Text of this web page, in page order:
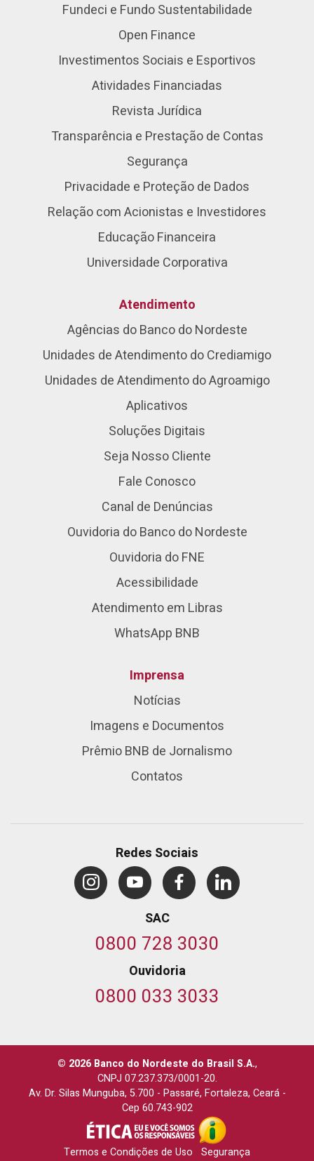
Fundeci e Fundo Sustentabilidade
Open Finance
Investimentos Sociais e Esportivos
Atividades Financiadas
Revista Jurídica
Transparência e Prestação de Contas
Segurança
Privacidade e Proteção de Dados
Relação com Acionistas e Investidores
Educação Financeira
Universidade Corporativa
Atendimento
Agências do Banco do Nordeste
Unidades de Atendimento do Crediamigo
Unidades de Atendimento do Agroamigo
Aplicativos
Soluções Digitais
Seja Nosso Cliente
Fale Conosco
Canal de Denúncias
Ouvidoria do Banco do Nordeste
Ouvidoria do FNE
Acessibilidade
Atendimento em Libras
WhatsApp BNB
Imprensa
Notícias
Imagens e Documentos
Prêmio BNB de Jornalismo
Contatos
Redes Sociais
SAC
0800 728 3030
Ouvidoria
0800 033 3033
© 2026 Banco do Nordeste do Brasil S.A.,
CNPJ 07.237.373/0001-20.
Av. Dr. Silas Munguba, 5.700 - Passaré, Fortaleza, Ceará-
Cep 60.743-902
Termos e Condições de Uso
Segurança